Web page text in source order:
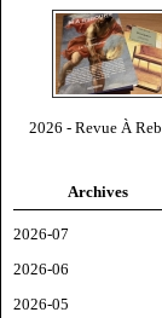
2026 - Revue À
Archives
2026-07
2026-06
2026-05